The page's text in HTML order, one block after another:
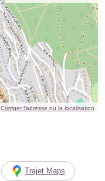
Corriger l’adresse ou la localisation
Trajet Maps